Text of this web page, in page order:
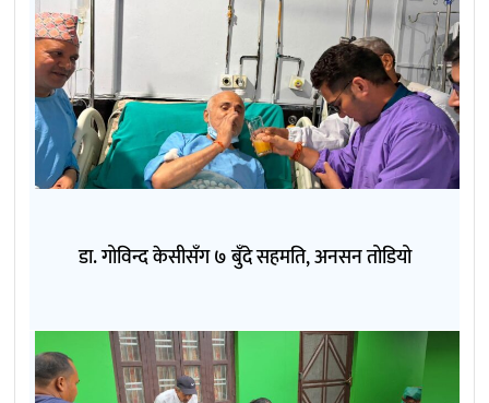
डा. गोविन्द केसीसँग ७ बुँदे सहमति, अनसन तोडियो